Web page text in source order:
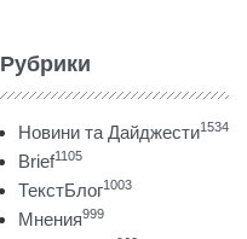
Рубрики
Новини та Дайджести1534
Brief1105
ТекстБлог1003
Мнения999